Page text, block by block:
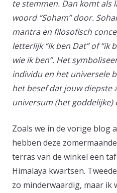
te stemmen. Dan komt als
woord “Soham” door.
mantra en filosofisch
letterlijk “Ik ben Dat” of “ik
wie ik ben”. Het
individu en het universele
het besef dat jouw diepste
universum (het goddelijke)
Zoals we in de vorige blog
hebben deze
terras van de winkel een
Himalaya kwartsen.
zo minderwaardig, maar ik